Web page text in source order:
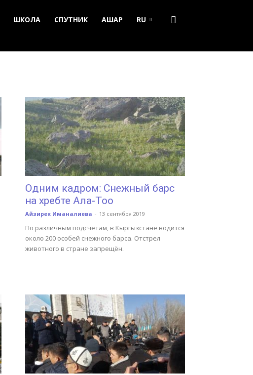
ШКОЛА СПУТНИК АШАР RU
Одним кадром: Снежный барс
на хребте Ала-Тоо
Айзирек Иманалиева - 13 сентября 2019
По различным подсчетам, в Кыргызстане водится
около 200 особей снежного барса. Отстрел
животного в стране запрещён.